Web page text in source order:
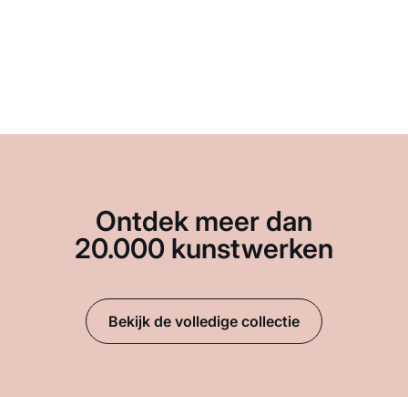
Ontdek meer dan
20.000 kunstwerken
Bekijk de volledige collectie